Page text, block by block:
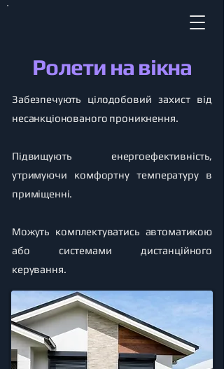
Ролети на вікна
Забезпечують цілодобовий захист від
несанкціонованого проникнення.
Підвищують енергоефективність,
утримуючи комфортну температуру в
приміщенні.
Можуть комплектуватись автоматикою
або системами дистанційного
керування.